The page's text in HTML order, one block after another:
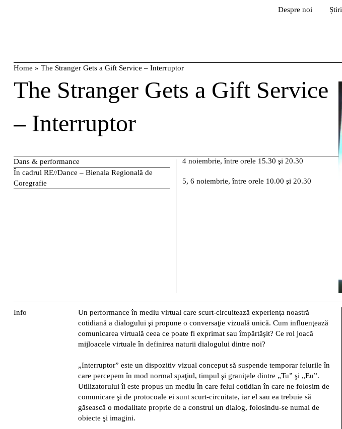
Despre noi Știri
Home » The Stranger Gets a Gift Service – Interruptor
The Stranger Gets a Gift Service
– Interruptor
Dans & performance
În cadrul RE//Dance – Bienala Regională de
Coregrafie
4 noiembrie, între orele 15.30 şi 20.30
5, 6 noiembrie, între orele 10.00 şi 20.30
Info
Un performance în mediu virtual care scurt-circuitează experienţa noastră
cotidiană a dialogului şi propune o conversaţie vizuală unică. Cum influenţează
comunicarea virtuală ceea ce poate fi exprimat sau împărtăşit? Ce rol joacă
mijloacele virtuale în definirea naturii dialogului dintre noi?
„Interruptor” este un dispozitiv vizual conceput să suspende temporar felurile în
care percepem în mod normal spaţiul, timpul şi graniţele dintre „Tu” şi „Eu”.
Utilizatorului îi este propus un mediu în care felul cotidian în care ne folosim de
comunicare şi de protocoale ei sunt scurt-circuitate, iar el sau ea trebuie să
găsească o modalitate proprie de a construi un dialog, folosindu-se numai de
obiecte şi imagini.